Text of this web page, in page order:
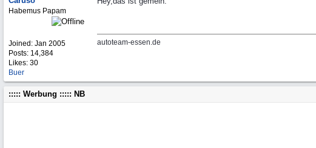
Habemus Papam
Joined: Jan 2005
Posts: 14,384
Likes: 30
Buer
autoteam-essen.de
::::: Werbung ::::: NB